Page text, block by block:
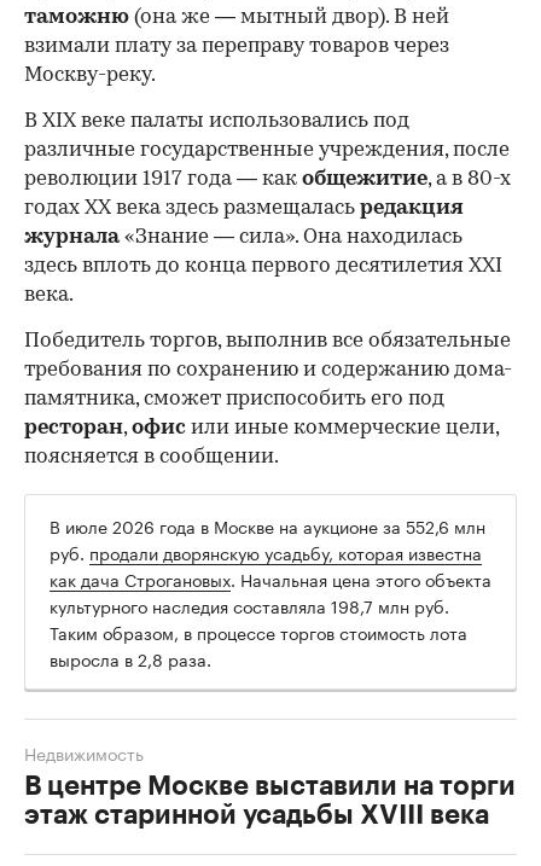
таможню (она же — мытный двор). В ней
взимали плату за переправу товаров через
Москву-реку.
В XIX веке палаты использовались под
различные государственные учреждения, после
революции 1917 года — как общежитие, а в 80-х
годах XX века здесь размещалась редакция
журнала«Знание — сила». Она находилась
здесь вплоть до конца первого десятилетия XXI
века.
Победитель торгов, выполнив все обязательные
требования по сохранению и содержанию дома-
памятника, сможет приспособить его под
ресторан,офис или иные коммерческие цели,
поясняется в сообщении.
В июле 2026 года в Москве на аукционе за 552,6 млн
руб. продали дворянскую усадьбу, которая известна
как дача Строгановых. Начальная цена этого объекта
культурного наследия составляла 198,7 млн руб.
Таким образом, в процессе торгов стоимость лота
выросла в 2,8 раза.
В центре Москве выставили на торги
этаж старинной усадьбы XVIII века
Недвижимость